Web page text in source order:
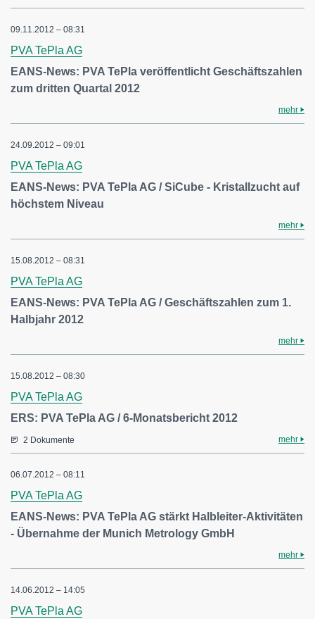
09.11.2012 – 08:31
PVA TePla AG
EANS-News: PVA TePla veröffentlicht Geschäftszahlen
zum dritten Quartal 2012
mehr
24.09.2012 – 09:01
PVA TePla AG
EANS-News: PVA TePla AG / SiCube - Kristallzucht auf
höchstem Niveau
mehr
15.08.2012 – 08:31
PVA TePla AG
EANS-News: PVA TePla AG / Geschäftszahlen zum 1.
Halbjahr 2012
mehr
15.08.2012 – 08:30
PVA TePla AG
ERS: PVA TePla AG / 6-Monatsbericht 2012
2 Dokumente mehr
06.07.2012 – 08:11
PVA TePla AG
EANS-News: PVA TePla AG stärkt Halbleiter-Aktivitäten
- Übernahme der Munich Metrology GmbH
mehr
14.06.2012 – 14:05
PVA TePla AG